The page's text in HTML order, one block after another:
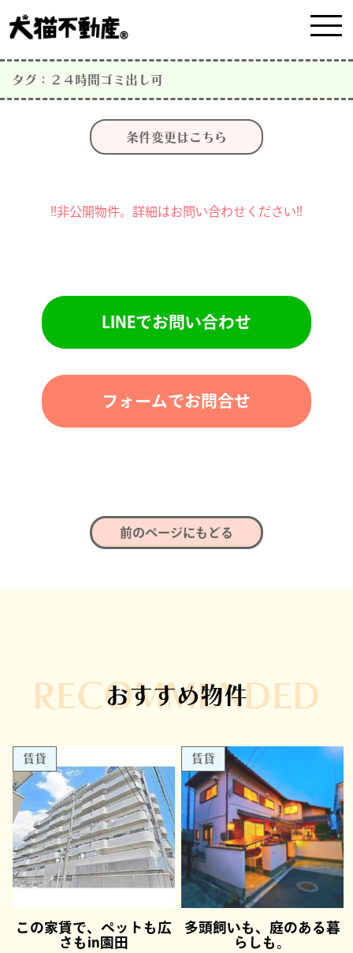
タグ：２４時間ゴミ出し可
条件変更はこちら
!!非公開物件。詳細はお問い合わせください!!
LINEでお問い合わせ
フォームでお問合せ
前のページにもどる
RECOMMENDED
おすすめ物件
賃貸
この家賃で、ペットも広
さもin園田
賃貸
多頭飼いも、庭のある暮
らしも。